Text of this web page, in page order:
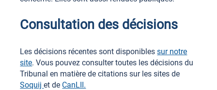
Consultation des décisions
Les décisions récentes sont disponiblessur notre
site. Vous pouvez consulter toutes les décisions du
Tribunal en matière de citations sur les sites de
Soquijet de CanLII.